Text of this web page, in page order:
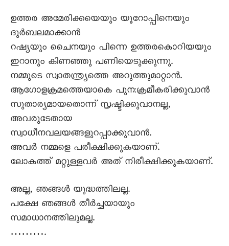
ഉത്തര അമേരിക്കയെയും യൂറോപ്പിനെയും
ദുർബലമാക്കാൻ
റഷ്യയും ചെെനയും പിന്നെ ഉത്തരകൊറിയയും
ഇറാനും കിണഞ്ഞു പണിയെടുക്കുന്നു.
നമ്മുടെ സ്വാതന്ത്ര്യത്തെ അറുത്തുമാറ്റാൻ.
ആഗോളക്രമത്തെയാകെ പുനഃക്രമീകരിക്കുവാൻ
സുതാര്യമായതൊന്ന് സൃഷ്ടിക്കുവാനല്ല,
അവരുടേതായ
സ്വാധീനവലയങ്ങളുറപ്പാക്കുവാൻ.
അവർ നമ്മളെ പരീക്ഷിക്കുകയാണ്.
ലോകത്ത് മറ്റുള്ളവർ അത് നിരീക്ഷിക്കുകയാണ്.
അല്ല, ഞങ്ങൾ യുദ്ധത്തിലല്ല.
പക്ഷേ ഞങ്ങൾ തീർച്ചയായും
സമാധാനത്തിലുമല്ല.
……….